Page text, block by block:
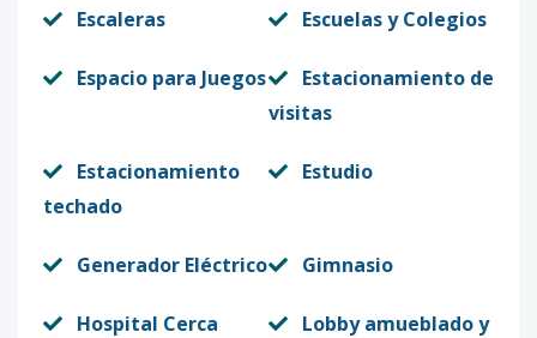
Escaleras Escuelas y Colegios
Espacio para Juegos
Estacionamiento de
visitas
Estacionamiento
techado
Estudio
Generador Eléctrico Gimnasio
Hospital Cerca
Lobby amueblado y